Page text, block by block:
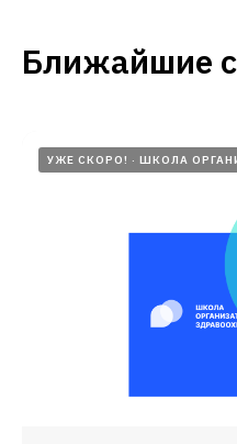
Ближайшие
УЖЕ СКОРО! ШКОЛА